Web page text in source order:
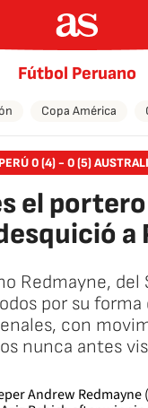
Fútbol Peruano
Copa América
PERÚ 0 (4) - 0 (5)
el portero
a
Redmayne, del
por su forma
con
nunca antes